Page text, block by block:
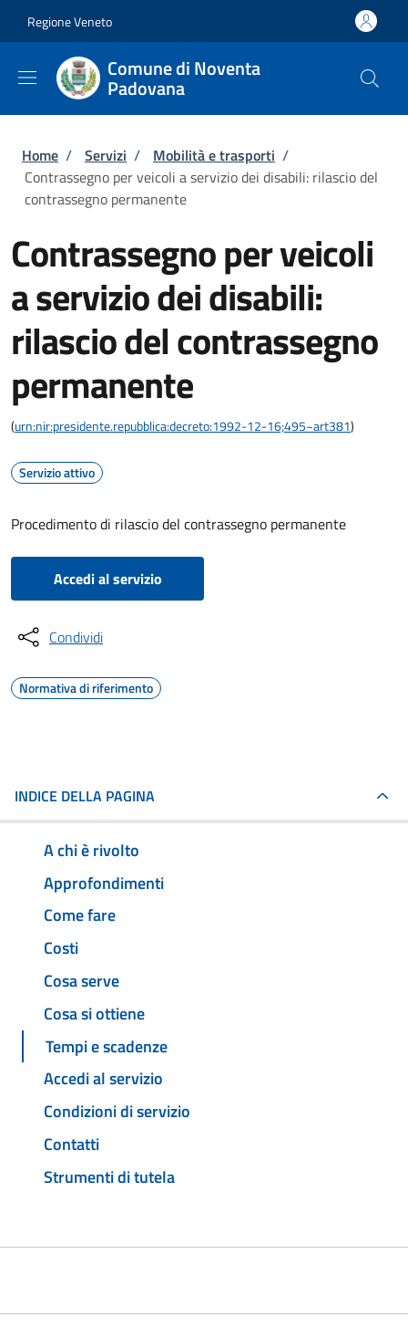
Regione Veneto
Comune di Noventa
Padovana
Briciole di pane
Home / Servizi / Mobilità e trasporti /
Contrassegno per veicoli a servizio dei disabili: rilascio del
contrassegno permanente
Contrassegno per veicoli
a servizio dei disabili:
rilascio del contrassegno
permanente
(urn:nir:presidente.repubblica:decreto:1992-12-16;495~art381)
Servizio attivo
Procedimento di rilascio del contrassegno permanente
Accedi al servizio
Condividi
Normativa di riferimento
INDICE DELLA PAGINA
A chi è rivolto
Approfondimenti
Come fare
Costi
Cosa serve
Cosa si ottiene
Tempi e scadenze
Accedi al servizio
Condizioni di servizio
Contatti
Strumenti di tutela